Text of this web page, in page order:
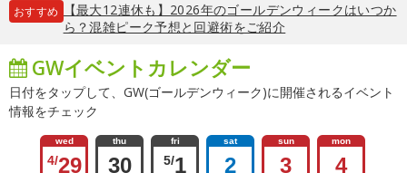
おすすめ
【最大12連休も】2026年のゴールデンウィークはいつか
ら？混雑ピーク予想と回避術をご紹介
GWイベントカレンダー
日付をタップして、GW(ゴールデンウィーク)に開催されるイベント
情報をチェック
wed
4/29
thu
30
fri
5/1
sat
2
sun
3
mon
4